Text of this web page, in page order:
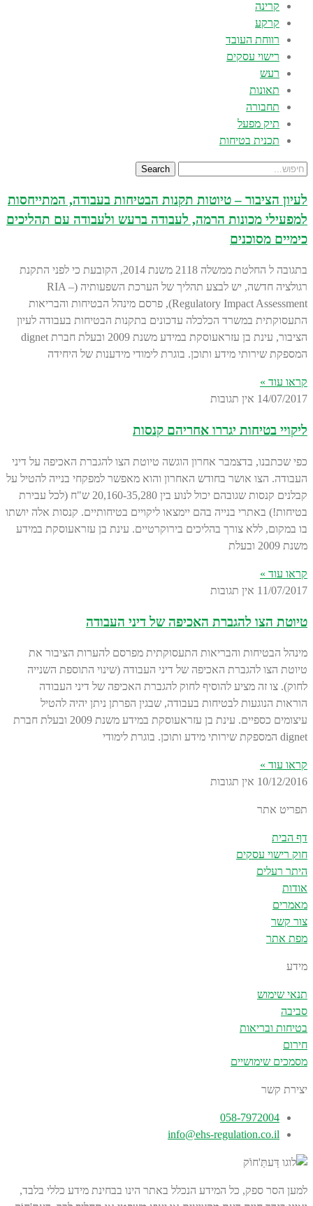
קרינה
קרקע
רווחת העובד
רישוי עסקים
רעש
תאונות
תחבורה
תיק מפעל
תכנית בטיחות
Search
לעיון הציבור – טיוטות תקנות הבטיחות בעבודה, המתייחסות
למפעילי מכונות הרמה, לעבודה ברעש ולעבודה עם תהליכים
כימיים מסוכנים
בתגובה ל החלטת ממשלה 2118 משנת 2014, הקובעת כי לפני התקנת
רגולציה חדשה, יש לבצע תהליך של הערכת השפעותיה (RIA –
Regulatory Impact Assessment), פרסם מינהל הבטיחות והבריאות
התעסוקתית במשרד הכלכלה עדכונים בתקנות הבטיחות בעבודה לעיון
הציבור, עינת בן עזראעוסקת במידע משנת 2009 ובעלת חברת dignet
המספקת שירותי מידע ותוכן. בוגרת לימודי מידענות של היחידה
קראו עוד »
14/07/2017 אין תגובות
ליקויי בטיחות יגררו אחריהם קנסות
כפי שכתבנו, בדצמבר אחרון הוגשה טיוטת הצו להגברת האכיפה על דיני
העבודה. הצו אושר בחודש האחרון והוא מאפשר למפקחי בנייה להטיל על
קבלנים קנסות שגובהם יכול לנוע בין 20,160-35,280 ש"ח (לכל עבירת
בטיחות!) באתרי בנייה בהם יימצאו ליקויים בטיחותיים. קנסות אלה יושתו
בו במקום, ללא צורך בהליכים בירוקרטיים. עינת בן עזראעוסקת במידע
משנת 2009 ובעלת
קראו עוד »
11/07/2017 אין תגובות
טיוטת הצו להגברת האכיפה של דיני העבודה
מינהל הבטיחות והבריאות התעסוקתית מפרסם להערות הציבור את
טיוטת הצו להגברת האכיפה של דיני העבודה (שינוי התוספת השנייה
לחוק). צו זה מציע להוסיף לחוק להגברת האכיפה של דיני העבודה
הוראות הנוגעות לבטיחות בעבודה, שבגין הפרתן ניתן יהיה להטיל
עיצומים כספיים. עינת בן עזראעוסקת במידע משנת 2009 ובעלת חברת
dignet המספקת שירותי מידע ותוכן. בוגרת לימודי
קראו עוד »
10/12/2016 אין תגובות
תפריט אתר
דף הבית
חוק רישוי עסקים
היתר רעלים
אודות
מאמרים
צור קשר
מפת אתר
מידע
תנאי שימוש
סביבה
בטיחות ובריאות
חירום
מסמכים שימושיים
יצירת קשר
058-7972004
info@ehs-regulation.co.il
למען הסר ספק, כל המידע הנכלל באתר הינו בבחינת מידע כללי בלבד,